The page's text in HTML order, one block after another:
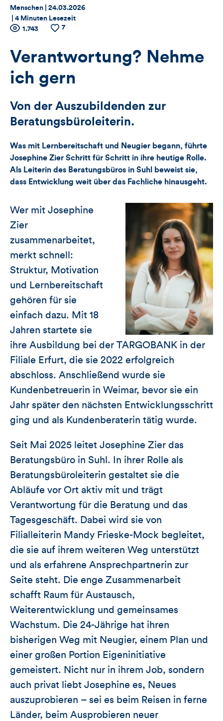
Thema:
Menschen | Datum:
24.03.2026
4 Minuten Lesezeit
Zähler
für
Views,
Likes
und
Kommentare
dieses
Artikels
Anzahl
Views
1.743
Anzahl
7
Verantwortung? Nehme
ich gern
Von der Auszubildenden zur
Beratungsbüroleiterin.
Was mit Lernbereitschaft und Neugier begann, führte
Josephine Zier Schritt für Schritt in ihre heutige Rolle.
Als Leiterin des Beratungsbüros in Suhl beweist sie,
dass Entwicklung weit über das Fachliche hinausgeht.
Wer mit Josephine
Zier
zusammenarbeitet,
merkt schnell:
Struktur, Motivation
und Lernbereitschaft
gehören für sie
einfach dazu. Mit 18
Jahren startete sie
ihre Ausbildung bei der TARGOBANK in der
Filiale Erfurt, die sie 2022 erfolgreich
abschloss. Anschließend wurde sie
Kundenbetreuerin in Weimar, bevor sie ein
Jahr später den nächsten Entwicklungsschritt
ging und als Kundenberaterin tätig wurde.
Seit Mai 2025 leitet Josephine Zier das
Beratungsbüro in Suhl. In ihrer Rolle als
Beratungsbüroleiterin gestaltet sie die
Abläufe vor Ort aktiv mit und trägt
Verantwortung für die Beratung und das
Tagesgeschäft. Dabei wird sie von
Filialleiterin Mandy Frieske-Mock begleitet,
die sie auf ihrem weiteren Weg unterstützt
und als erfahrene Ansprechpartnerin zur
Seite steht. Die enge Zusammenarbeit
schafft Raum für Austausch,
Weiterentwicklung und gemeinsames
Wachstum. Die 24-Jährige hat ihren
bisherigen Weg mit Neugier, einem Plan und
einer großen Portion Eigeninitiative
gemeistert. Nicht nur in ihrem Job, sondern
auch privat liebt Josephine es, Neues
auszuprobieren – sei es beim Reisen in ferne
Länder, beim Ausprobieren neuer